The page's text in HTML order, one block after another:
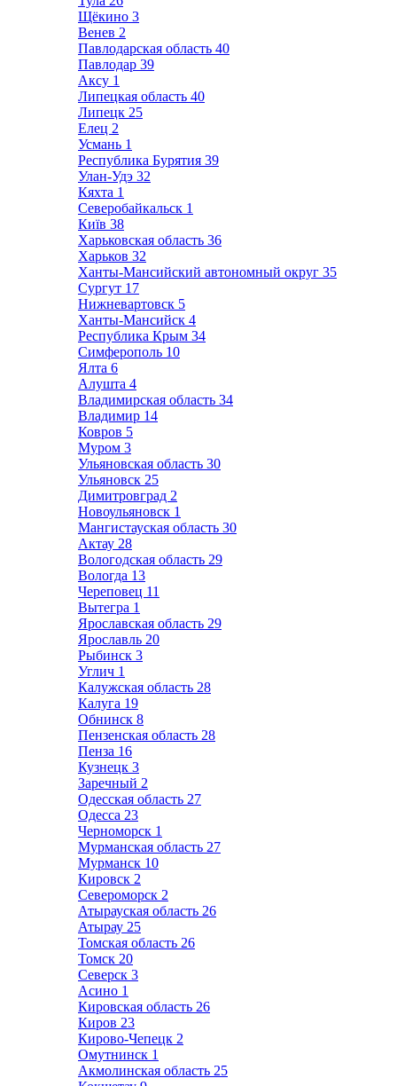
Щёкино 3
Венев 2
Павлодарская область 40
Павлодар 39
Аксу 1
Липецкая область 40
Липецк 25
Елец 2
Усмань 1
Республика Бурятия 39
Улан-Удэ 32
Кяхта 1
Северобайкальск 1
Київ 38
Харьковская область 36
Харьков 32
Ханты-Мансийский автономный округ 35
Сургут 17
Нижневартовск 5
Ханты-Мансийск 4
Республика Крым 34
Симферополь 10
Ялта 6
Алушта 4
Владимирская область 34
Владимир 14
Ковров 5
Муром 3
Ульяновская область 30
Ульяновск 25
Димитровград 2
Новоульяновск 1
Мангистауская область 30
Актау 28
Вологодская область 29
Вологда 13
Череповец 11
Вытегра 1
Ярославская область 29
Ярославль 20
Рыбинск 3
Углич 1
Калужская область 28
Калуга 19
Обнинск 8
Пензенская область 28
Пенза 16
Кузнецк 3
Заречный 2
Одесская область 27
Одесса 23
Черноморск 1
Мурманская область 27
Мурманск 10
Кировск 2
Североморск 2
Атырауская область 26
Атырау 25
Томская область 26
Томск 20
Северск 3
Асино 1
Кировская область 26
Киров 23
Кирово-Чепецк 2
Омутнинск 1
Акмолинская область 25